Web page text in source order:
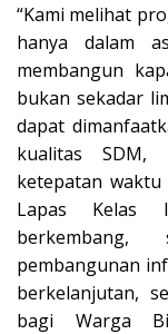
“Kami melihat
hanya dalam
membangun
bukan sekadar
dapat
kualitas SDM,
ketepatan
Lapas Kelas
berkembang,
pembangunan
berkelanjutan,
bagi Warga